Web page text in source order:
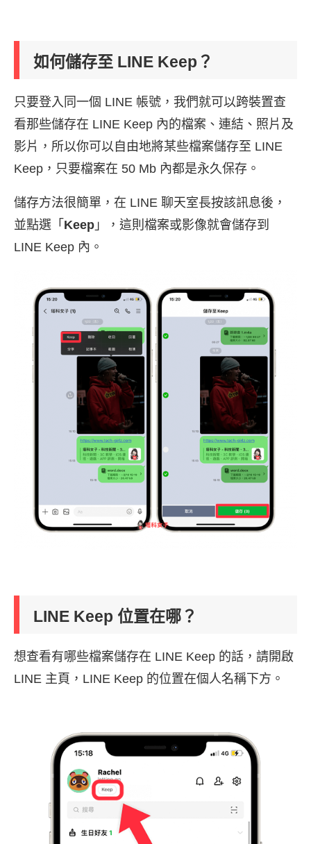
如何儲存至 LINE Keep？
只要登入同一個 LINE 帳號，我們就可以跨裝置查
看那些儲存在 LINE Keep 內的檔案、連結、照片及
影片，所以你可以自由地將某些檔案儲存至 LINE
Keep，只要檔案在 50 Mb 內都是永久保存。
儲存方法很簡單，在 LINE 聊天室長按該訊息後，
並點選「 Keep 」，這則檔案或影像就會儲存到
LINE Keep 內。
LINE Keep 位置在哪？
想查看有哪些檔案儲存在 LINE Keep 的話，請開啟
LINE 主頁，LINE Keep 的位置在個人名稱下方。